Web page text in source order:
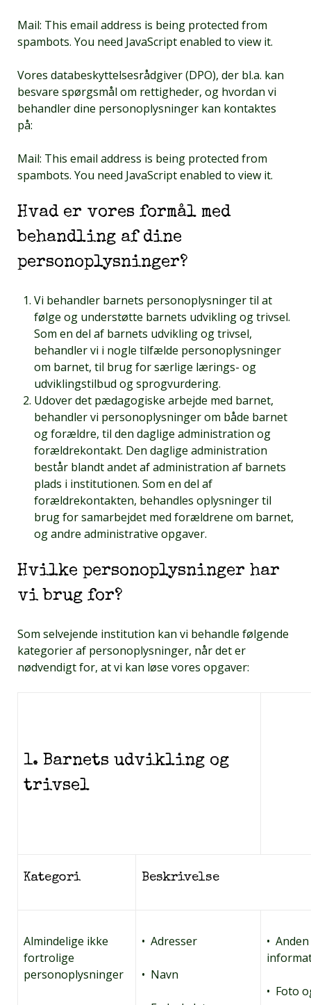
Mail: This email address is being protected from
spambots. You need JavaScript enabled to view it.
Vores databeskyttelsesrådgiver (DPO), der bl.a. kan
besvare spørgsmål om rettigheder, og hvordan vi
behandler dine personoplysninger kan kontaktes
på:
Mail: This email address is being protected from
spambots. You need JavaScript enabled to view it.
Hvad er vores formål med
behandling af dine
personoplysninger?
Vi behandler barnets personoplysninger til at
følge og understøtte barnets udvikling og trivsel.
Som en del af barnets udvikling og trivsel,
behandler vi i nogle tilfælde personoplysninger
om barnet, til brug for særlige lærings- og
udviklingstilbud og sprogvurdering.
Udover det pædagogiske arbejde med barnet,
behandler vi personoplysninger om både barnet
og forældre, til den daglige administration og
forældrekontakt. Den daglige administration
består blandt andet af administration af barnets
plads i institutionen. Som en del af
forældrekontakten, behandles oplysninger til
brug for samarbejdet med forældrene om barnet,
og andre administrative opgaver.
Hvilke personoplysninger har
vi brug for?
Som selvejende institution kan vi behandle følgende
kategorier af personoplysninger, når det er
nødvendigt for, at vi kan løse vores opgaver:
1. Barnets udvikling og
trivsel
Kategori Beskrivelse
Almindelige ikke
fortrolige
personoplysninger
• Adresser
• Navn
• Anden
• Foto